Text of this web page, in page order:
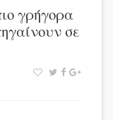
γρήγορα
σε